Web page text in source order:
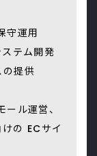
守運用
テム開発
の提供
ル運営、
の ECサイ